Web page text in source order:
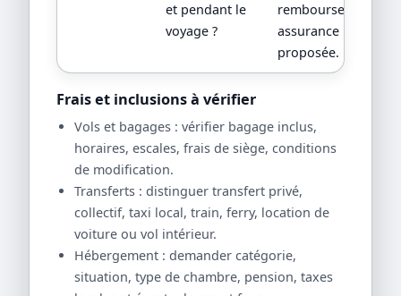
et pendant le
voyage ?
remboursement,
assurance
proposée.
Frais et inclusions à vérifier
Vols et bagages : vérifier bagage inclus,
horaires, escales, frais de siège, conditions
de modification.
Transferts : distinguer transfert privé,
collectif, taxi local, train, ferry, location de
voiture ou vol intérieur.
Hébergement : demander catégorie,
situation, type de chambre, pension, taxes